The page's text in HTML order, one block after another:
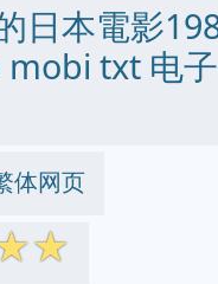
日本電影
txt 电
体网页
☆